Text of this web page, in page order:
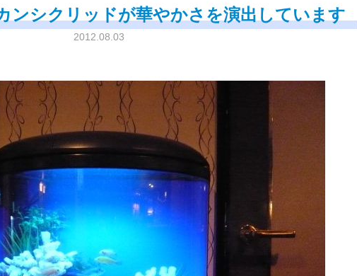
ンシクリッドが華やかさを演出しています
2012.08.03